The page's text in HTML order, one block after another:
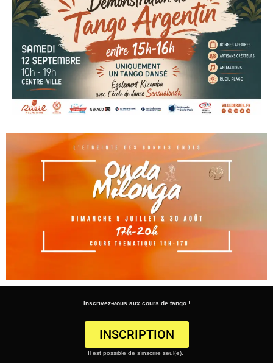
Inscrivez-vous aux cours de tango !
INSCRIPTION
Il est possible de s’inscrire seul(e).